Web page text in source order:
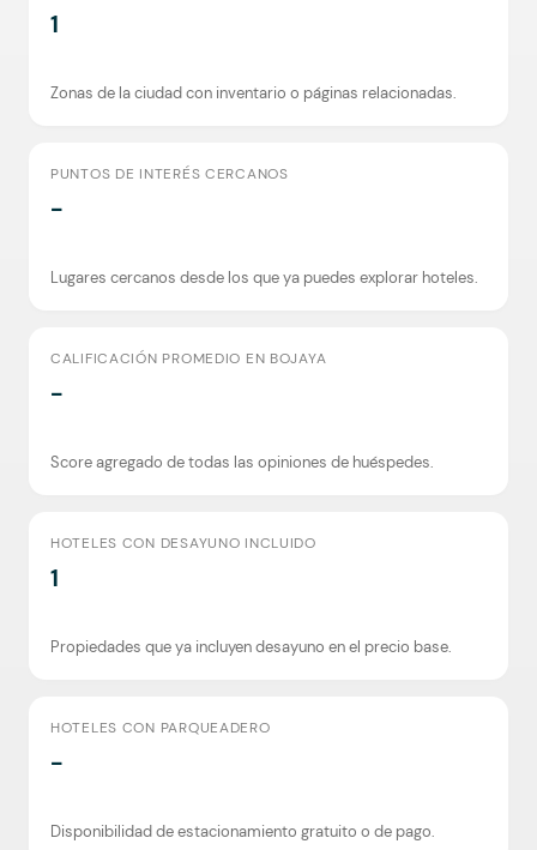
1
Zonas de la ciudad con inventario o páginas relacionadas.
PUNTOS DE INTERÉS CERCANOS
-
Lugares cercanos desde los que ya puedes explorar hoteles.
CALIFICACIÓN PROMEDIO EN BOJAYA
-
Score agregado de todas las opiniones de huéspedes.
HOTELES CON DESAYUNO INCLUIDO
1
Propiedades que ya incluyen desayuno en el precio base.
HOTELES CON PARQUEADERO
-
Disponibilidad de estacionamiento gratuito o de pago.